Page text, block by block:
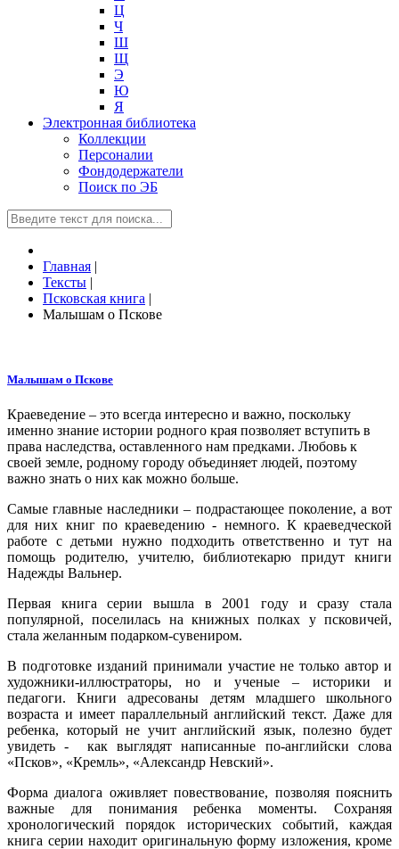
Ц
Ч
Ш
Щ
Э
Ю
Я
Электронная библиотека
Коллекции
Персоналии
Фондодержатели
Поиск по ЭБ
Главная |
Тексты |
Псковская книга |
Малышам о Пскове
Малышам о Пскове
Краеведение – это всегда интересно и важно, поскольку
именно знание истории родного края позволяет вступить в
права наследства, оставленного нам предками. Любовь к
своей земле, родному городу объединяет людей, поэтому
важно знать о них как можно больше.
Самые главные наследники – подрастающее поколение, а вот
для них книг по краеведению - немного. К краеведческой
работе с детьми нужно подходить ответственно и тут на
помощь родителю, учителю, библиотекарю придут книги
Надежды Вальнер.
Первая книга серии вышла в 2001 году и сразу стала
популярной, поселилась на книжных полках у псковичей,
стала желанным подарком-сувениром.
В подготовке изданий принимали участие не только автор и
художники-иллюстраторы, но и ученые – историки и
педагоги. Книги адресованы детям младшего школьного
возраста и имеет параллельный английский текст. Даже для
ребенка, который не учит английский язык, полезно будет
увидеть - как выглядят написанные по-английски слова
«Псков», «Кремль», «Александр Невский».
Форма диалога оживляет повествование, позволяя пояснить
важные для понимания ребенка моменты. Сохраняя
хронологический порядок исторических событий, каждая
книга серии находит оригинальную форму изложения, кроме